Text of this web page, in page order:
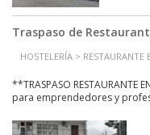
Traspaso de
HOSTELERÍA > RESTAURANTE
**TRASPASO
para emprendedores y